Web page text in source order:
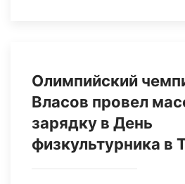
Олимпийский
Власов провел
зарядку в День
физкультурника в